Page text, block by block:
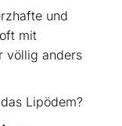
und
mit
völlig anders
Lipödem?